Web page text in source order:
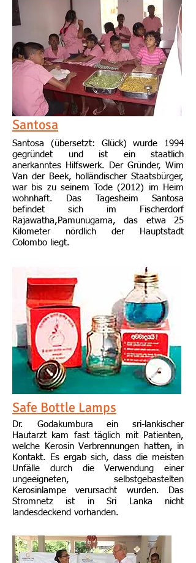
Santosa
Santosa (übersetzt: Glück) wurde 1994
gegründet und ist ein staatlich
anerkanntes Hilfswerk. Der Gründer, Wim
Van der Beek, holländischer Staatsbürger,
war bis zu seinem Tode (2012) im Heim
wohnhaft. Das Tagesheim Santosa
befindet sich im Fischerdorf
Rajawatha,Pamunugama, das etwa 25
Kilometer nördlich der Hauptstadt
Colombo liegt.
Safe Bottle Lamps
Dr. Godakumbura ein sri-lankischer
Hautarzt kam fast täglich mit Patienten,
welche Kerosin Verbrennungen hatten, in
Kontakt. Es ergab sich, dass die meisten
Unfälle durch die Verwendung einer
ungeeigneten, selbstgebastelten
Kerosinlampe verursacht wurden. Das
Stromnetz ist in Sri Lanka nicht
landesdeckend vorhanden.